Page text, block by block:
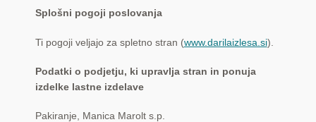
LESENI IZDELKI Z INTARZIJO
Naročilo izdelkov za posebne priložnosti
O tehniki intarzije
Pogoji poslovanja
Splošni pogoji poslovanja
Ti pogoji veljajo za spletno stran (www.darilaizlesa.si).
Podatki o podjetju, ki upravlja stran in ponuja
izdelke lastne izdelave
Pakiranje, Manica Marolt s.p.